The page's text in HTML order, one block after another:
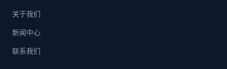
关于我们
新闻中心
联系我们